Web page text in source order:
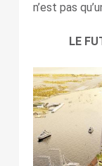
n’est pas
LE